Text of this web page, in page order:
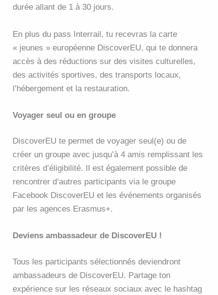
durée allant de 1 à 30 jours.
En plus du pass Interrail, tu recevras la carte
« jeunes » européenne DiscoverEU, qui te donnera
accès à des réductions sur des visites culturelles,
des activités sportives, des transports locaux,
l’hébergement et la restauration.
Voyager seul ou en groupe
DiscoverEU te permet de voyager seul(e) ou de
créer un groupe avec jusqu’à 4 amis remplissant les
critères d’éligibilité. Il est également possible de
rencontrer d’autres participants via le groupe
Facebook DiscoverEU et les événements organisés
par les agences Erasmus+.
Deviens ambassadeur de DiscoverEU !
Tous les participants sélectionnés deviendront
ambassadeurs de DiscoverEU. Partage ton
expérience sur les réseaux sociaux avec le hashtag